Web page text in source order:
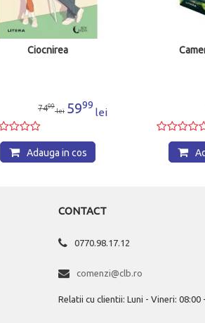
Camera cu fluturi
7499
lei 5999
lei
Adauga in cos
CONTACT
0770.98.17.12
comenzi@clb.ro
Relatii cu clientii: Luni - Vineri: 08:00